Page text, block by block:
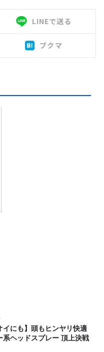
LINEで送る
ブクマ
イにも】頭もヒンヤリ快適
系ヘッドスプレー 頂上決戦